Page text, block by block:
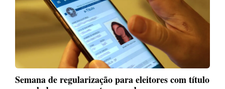
Semana de regularização para eleitores com título